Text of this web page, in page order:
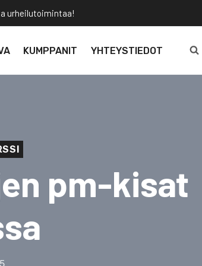
urheilutoimintaa!
KUMPPANIT YHTEYSTIEDOT
pm-kisat